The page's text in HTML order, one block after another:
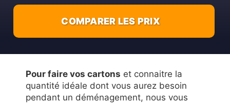
Pour faire vos cartons et connaitre la
quantité idéale dont vous aurez besoin
pendant un déménagement, nous vous
COMPARER LES PRIX